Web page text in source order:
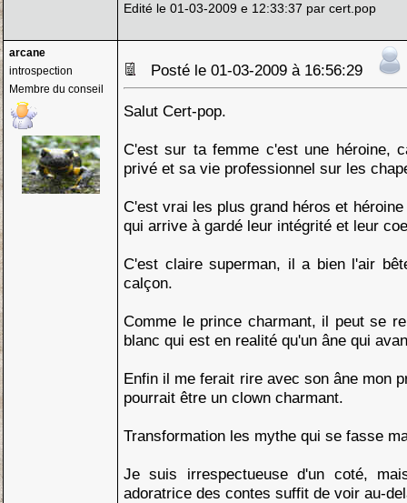
Edité le 01-03-2009 e 12:33:37 par cert.pop
arcane
introspection
Membre du conseil
Posté le 01-03-2009 à 16:56:29
Salut Cert-pop.
C'est sur ta femme c'est une héroine,
privé et sa vie professionnel sur les
C'est vrai les plus grand héros et
qui arrive à gardé leur intégrité et leur
C'est claire superman, il a bien l'air
calçon.
Comme le prince charmant, il peut se
blanc qui est en realité qu'un âne qui
Enfin il me ferait rire avec son âne mon
pourrait être un clown charmant.
Transformation les mythe qui se fasse
Je suis irrespectueuse d'un coté,
adoratrice des contes suffit de voir au-